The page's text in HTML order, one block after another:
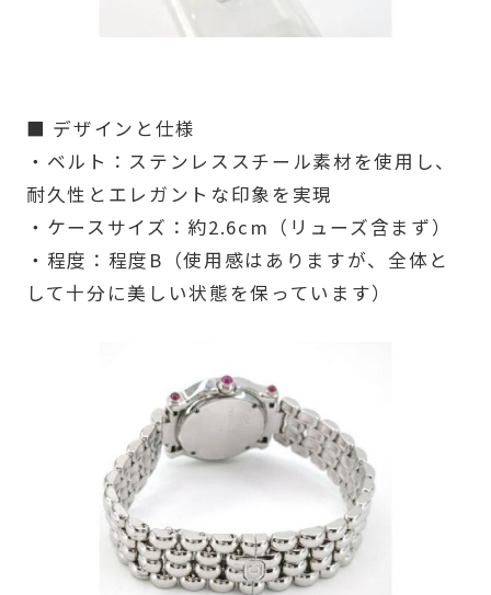
■ デザインと仕様
・ベルト：ステンレススチール素材を使用し、
耐久性とエレガントな印象を実現
・ケースサイズ：約2.6cm（リューズ含まず）
・程度：程度B（使用感はありますが、全体と
して十分に美しい状態を保っています）